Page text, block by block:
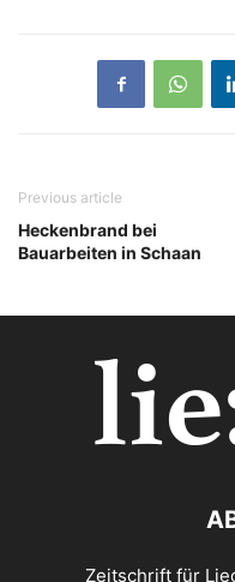
Previous article
Heckenbrand bei
Bauarbeiten in Schaan
Zeitschrift für